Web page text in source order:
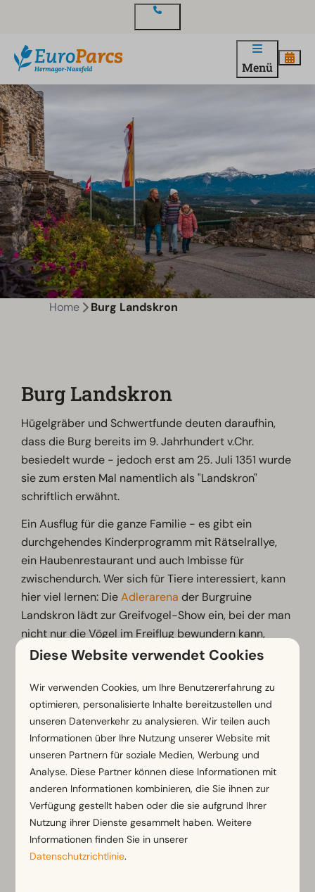
Menü
Home Burg Landskron
Burg Landskron
Hügelgräber und Schwertfunde deuten daraufhin,
dass die Burg bereits im 9. Jahrhundert v.Chr.
besiedelt wurde - jedoch erst am 25. Juli 1351 wurde
sie zum ersten Mal namentlich als "Landskron"
schriftlich erwähnt.
Ein Ausflug für die ganze Familie - es gibt ein
durchgehendes Kinderprogramm mit Rätselrallye,
ein Haubenrestaurant und auch Imbisse für
zwischendurch. Wer sich für Tiere interessiert, kann
hier viel lernen: DieAdlerarena der Burgruine
Landskron lädt zur Greifvogel-Show ein, bei der man
nicht nur die Vögel im Freiflug bewundern kann,
sondern vor allem viel Wissenswertes über
Abgesehen von der Burg gibt es wunderschöne
Wege für einen langen Spaziergang am Affenberg
Dieser Name kommt nicht von ungefähr: Hier
befindet sich Österreichs größtes Freigehege für
Affen. Da der Affenberg ein semi-freier Zoo ist, sind
die 160 Affen zwar von einem Gehege umzäunt,
jedoch ist ihr Areal knapp 40.000 m² groß und fast
durchgehend bewaldet.
Diese Website verwendet Cookies
Wir verwenden Cookies, um Ihre Benutzererfahrung zu
optimieren, personalisierte Inhalte bereitzustellen und
unseren Datenverkehr zu analysieren. Wir teilen auch
Informationen über Ihre Nutzung unserer Website mit
unseren Partnern für soziale Medien, Werbung und
Analyse. Diese Partner können diese Informationen mit
anderen Informationen kombinieren, die Sie ihnen zur
Verfügung gestellt haben oder die sie aufgrund Ihrer
Nutzung ihrer Dienste gesammelt haben. Weitere
Informationen finden Sie in unserer
Datenschutzrichtlinie.